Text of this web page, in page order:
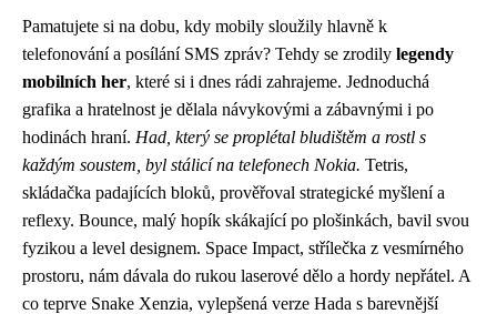
Pamatujete si na dobu, kdy mobily sloužily hlavně k
telefonování a posílání SMS zpráv? Tehdy se zrodily legendy
mobilních her, které si i dnes rádi zahrajeme. Jednoduchá
grafika a hratelnost je dělala návykovými a zábavnými i po
hodinách hraní. Had, který se proplétal bludištěm a rostl s
každým soustem, byl stálicí na telefonech Nokia. Tetris,
skládačka padajících bloků, prověřoval strategické myšlení a
reflexy. Bounce, malý hopík skákající po plošinkách, bavil svou
fyzikou a level designem. Space Impact, střílečka z vesmírného
prostoru, nám dávala do rukou laserové dělo a hordy nepřátel. A
co teprve Snake Xenzia, vylepšená verze Hada s barevnější